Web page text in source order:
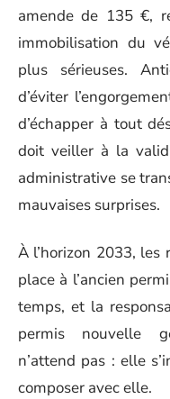
amende de 135 €,
immobilisation du
plus sérieuses.
d’éviter
d’échapper à tout
doit veiller à la
administrative se
mauvaises surprises.
À l’horizon 2033,
place à l’ancien
temps, et la
permis nouvelle
n’attend pas : elle
composer avec elle.